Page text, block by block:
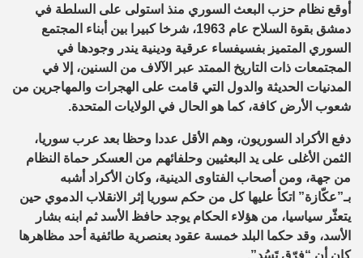
أوقع نظام حزب البعث السوري منذ استولى على السلطة في
دمشق بقوة السلاح عام 1963، شرخا كبيرا بين أبناء المجتمع
السوري المتميز بفسيفساء عرقية ودينية يندر وجودها في
المجتمعات ذات التاريخ الممتد عبر الآلاف من السنين، إلا في
المدنيات الحديثة والدول التي قامت على الهجرات والمهاجرين من
شعوب الأرض كافة، كما هو الحال في الولايات المتحدة.
دفع الأكراد السوريون، وهم الأقل عددا وحظا بعد عرب سوريا،
الثمن الأغلى على يد البعثيين وحلفائهم من العسكر حماة النظام
من جهة، ومن أصحاب الفتاوى الدينية، وكان الأكراد أشبه
بـ”عكّازة” اتكأ عليها كل من حكم سوريا إثر الانقلاب الدموي حين
يتعثّر سياسيا، من هؤلاء الحكام يوجد حافظ الأسد ثم ابنه بشار
الأسد، وقد حكما البلد خمسة عقود بعنصرية طائفية أحد مظاهرها
كان أن “فرّق تَسُد”.